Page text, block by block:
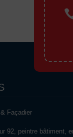
Façadier
92, peintre bâtiment,